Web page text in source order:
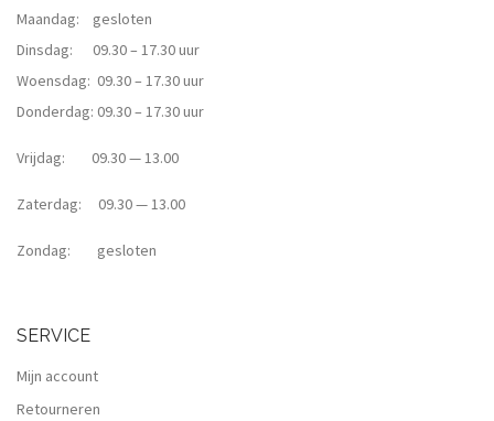
Maandag: gesloten
Dinsdag: 09.30 – 17.30 uur
Woensdag: 09.30 – 17.30 uur
Donderdag: 09.30 – 17.30 uur
Vrijdag: 09.30 — 13.00
Zaterdag: 09.30 — 13.00
Zondag: gesloten
SERVICE
Mijn account
Retourneren